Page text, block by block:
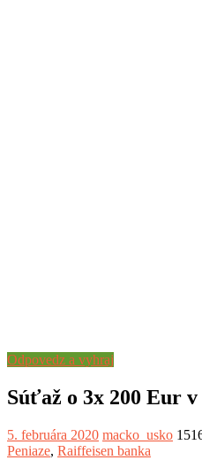
Odpovedz a vyhraj
Súťaž o 3x 200 Eur
5. februára 2020 macko_usko
Peniaze, Raiffeisen banka